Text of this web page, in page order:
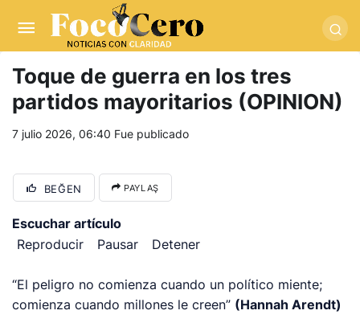
trwin giriş
masterbetting-palacebet1.com-
tlcasino giriş-betandyou-vbett34.com betovis34.net-
skyloftsbet
Toque de guerra en los tres
partidos mayoritarios (OPINION)
7 julio 2026, 06:40 Fue publicado
BEĞEN PAYLAŞ
Escuchar artículo
Reproducir
Pausar Detener
“El peligro no comienza cuando un político miente;
comienza cuando millones le creen” (Hannah Arendt)